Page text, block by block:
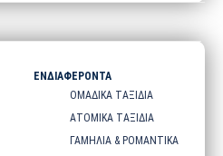
ΕΝΔΙΑΦΕΡΟΝΤΑ
ΟΜΑΔΙΚΑ ΤΑΞΙΔΙΑ
ΑΤΟΜΙΚΑ ΤΑΞΙΔΙΑ
ΓΑΜΗΛΙΑ & ΡΟΜΑΝΤΙΚΑ